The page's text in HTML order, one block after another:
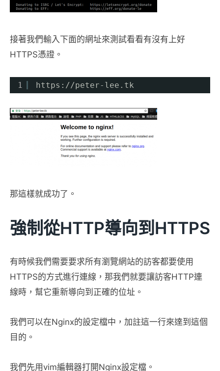
接著我們輸入下面的網址來測試看看有沒有上好
HTTPS憑證。
1 https: //peter-lee .tk
那這樣就成功了。
強制從HTTP導向到HTTPS
有時候我們需要要求所有瀏覽網站的訪客都要使用
HTTPS的方式進行連線，那我們就要讓訪客HTTP連
線時，幫它重新導向到正確的位址。
我們可以在Nginx的設定檔中，加註這一行來達到這個
目的。
我們先用vim編輯器打開Nginx設定檔。